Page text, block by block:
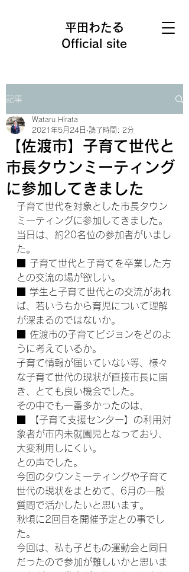
平田わたる
Official site
記事
【佐渡市】子育て世代と
市長タウンミーティング
に参加してきました
Wataru Hirata
2021年5月24日 読了時間: 2分
子育て世代を対象とした市長タウン
ミーティングに参加してきました。
当日は、約20名位の参加者がいまし
た。
■ 子育て世代と子育てを卒業した方
との交流の場が欲しい。
■ 学生と子育て世代との交流があれ
ば、若いうちから育児について理解
が深まるのではないか。
■ 佐渡市の子育てビジョンをどのよ
うに考えているか。
子育て情報が届いていない等、様々
な子育て世代の現状が直接市長に届
き、とても良い機会でした。
その中でも一番多かったのは、
■ 【子育て支援センター】の利用対
象者が市内未就園児となっており、
大変利用しにくい。
との声でした。
今回のタウンミーティングや子育て
世代の現状をまとめて、6月の一般
質問で活かしたいと思います。
秋頃に2回目を開催予定との事でし
た。
今回は、私も子どもの運動会と同日
だったので参加が難しいかと思いま